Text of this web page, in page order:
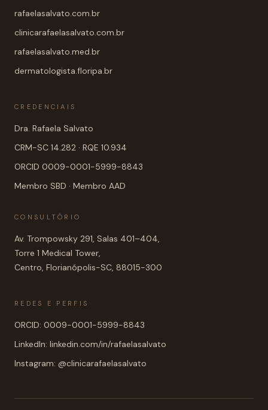
rafaelasalvato.com.br
clinicarafaelasalvato.com.br
rafaelasalvato.med.br
dermatologista.floripa.br
CREDENCIAIS
Dra. Rafaela Salvato
CRM-SC 14.282 · RQE 10.934
ORCID 0009-0001-5999-8843
Membro SBD · Membro AAD
CONSULTÓRIO
Av. Trompowsky 291, Salas 401–404,
Torre 1 Medical Tower,
Centro, Florianópolis-SC, 88015-300
REDES E PERFIS
ORCID: 0009-0001-5999-8843
LinkedIn: linkedin.com/in/rafaelasalvato
Instagram: @clinicarafaelasalvato